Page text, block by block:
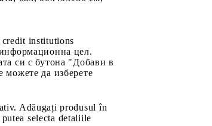
institutions
цел.
си с бутона "Добави в
да изберете
Adăugați produsul în
selecta detaliile